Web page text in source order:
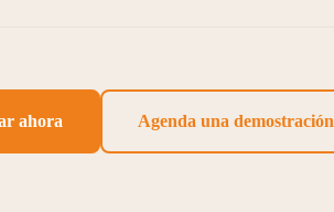
ahora Agenda una demostración